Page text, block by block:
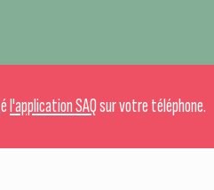
l'application SAQsur votre téléphone.